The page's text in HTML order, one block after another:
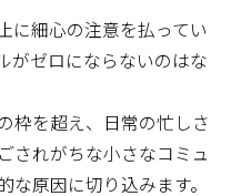
に細心の注意を払ってい
がゼロにならないのはな
枠を超え、日常の忙しさ
されがちな小さなコミュ
原因に切り込みます。